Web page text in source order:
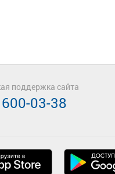
поддержка сайта
03-38